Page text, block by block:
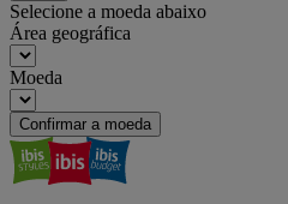
Selecione a moeda abaixo
Área geográfica
Moeda
Confirmar a moeda